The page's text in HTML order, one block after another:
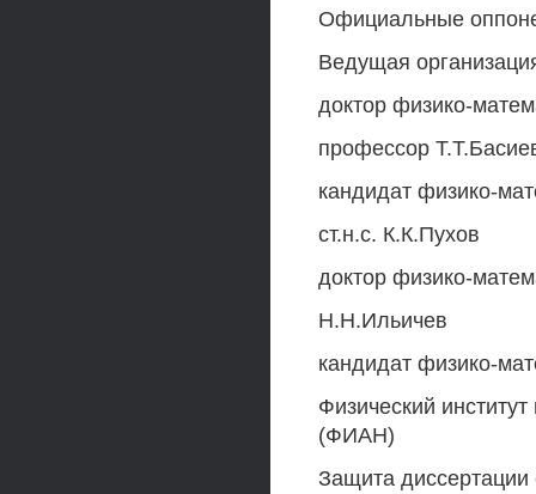
Официальные
Ведущая
доктор физико-
профессор
кандидат физико-
ст.н.с. К.К.Пухов
доктор физико-
Н.Н.Ильичев
кандидат физико-
Физический
(ФИАН)
Защита